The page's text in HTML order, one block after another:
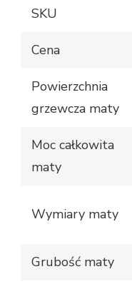
SKU
Cena
Powierzchnia
grzewcza maty
Moc całkowita
maty
Wymiary maty
Grubość maty